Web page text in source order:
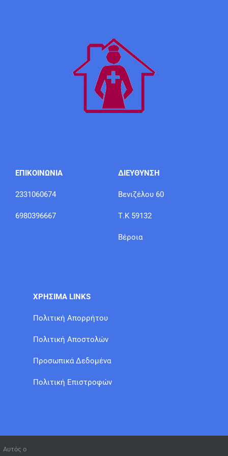
ΕΠΙΚΟΙΝΩΝΙΑ
2331060674
6980396667
ΔΙΕΥΘΥΝΣΗ
Βενιζέλου 60
Τ.Κ 59132
Βέροια
ΧΡΗΣΙΜΑ LINKS
Πολιτική Απορρήτου
Πολιτική Αποστολών
Προσωπικά Δεδομένα
Πολιτική Επιστροφών
Αυτός ο